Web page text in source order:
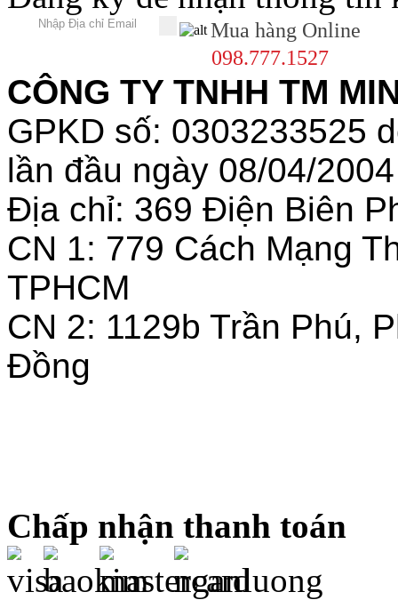
Mua hàng Online
098.777.1527
CÔNG TY TNHH TM
GPKD số: 0303233525
lần đầu ngày 08/04/2004
Địa chỉ: 369 Điện Biên
CN 1: 779 Cách Mạng
TPHCM
CN 2: 1129b Trần Phú,
Đồng
Chấp nhận thanh toán